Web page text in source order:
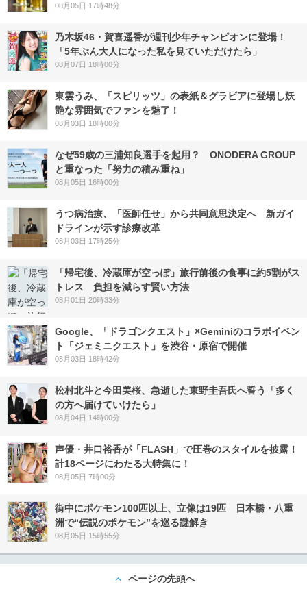
08月05日 17時48分
乃木坂46・賀喜遥香が週刊少年チャンピオンに登場！
「5年ぶん大人になった私を見ていただけたら」
08月07日 18時00分
東雲うみ、「スピリッツ」の表紙＆グラビアに登場し妖
艶な雰囲気でファンを魅了！
08月03日 18時00分
なぜ59歳の三浦知良選手を起用？ ONODERA GROUP
と重なった「努力の積み重ね」
08月05日 16時00分
うつ病治療、「医師任せ」から共同意思決定へ 新ガイ
ドラインが示す診療改革
08月03日 17時25分
「帰宅後、冷蔵庫が空っぽ」旅行前後の食事に約5割がス
トレス 負担を減らす賢い方法
08月01日 20時33分
Google、「ドラゴンクエスト」×Geminiのコラボイベン
ト「ジェミニクエスト」を渋谷・原宿で開催
08月03日 18時42分
松村北斗と今田美桜、急逝した東野圭吾氏へ誓う「多く
の方へ届けていけたら」
08月04日 14時00分
声優・井口裕香が「FLASH」で圧巻のスタイルを披露！
計18ページにわたる大特集に！
08月05日 7時00分
街中にポケモン100匹以上、立像は19匹 日本橋・八重
洲で“伝説のポケモン”を巡る謎解き
08月05日 15時55分
ページの先頭へ